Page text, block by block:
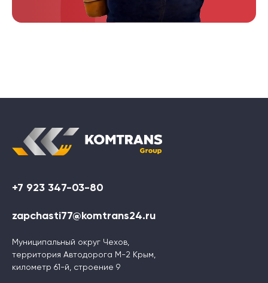
+7 923 347-03-80
zapchasti77@komtrans24.ru
Муниципальный округ Чехов,
территория Автодорога М-2 Крым,
километр 61-й, строение 9